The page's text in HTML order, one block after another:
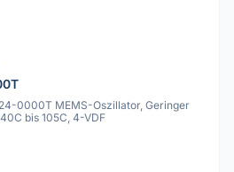
0000T MEMS-Oszillator, Geringer
bis 105C, 4-VDF